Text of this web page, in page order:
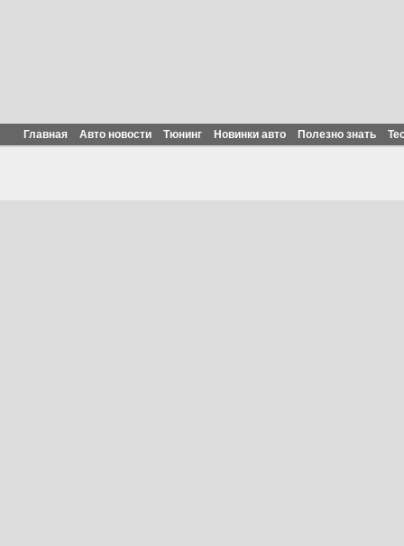
Главная Авто новости Тюнинг Новинки авто Полезно знать